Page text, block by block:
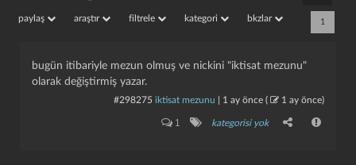
paylaş araştır filtrele kategori bkzlar 1
bugün itibariyle mezun olmuş ve nickini "iktisat mezunu"
olarak değiştirmiş yazar.
#298275 iktisat mezunu 1 ay önce ( 1 ay önce)
1 kategorisi yok